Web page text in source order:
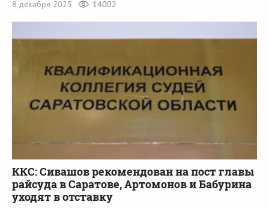
8 декабря 2025 14002
ККС: Сивашов рекомендован на пост главы
райсуда в Саратове, Артомонов и Бабурина
уходят в отставку